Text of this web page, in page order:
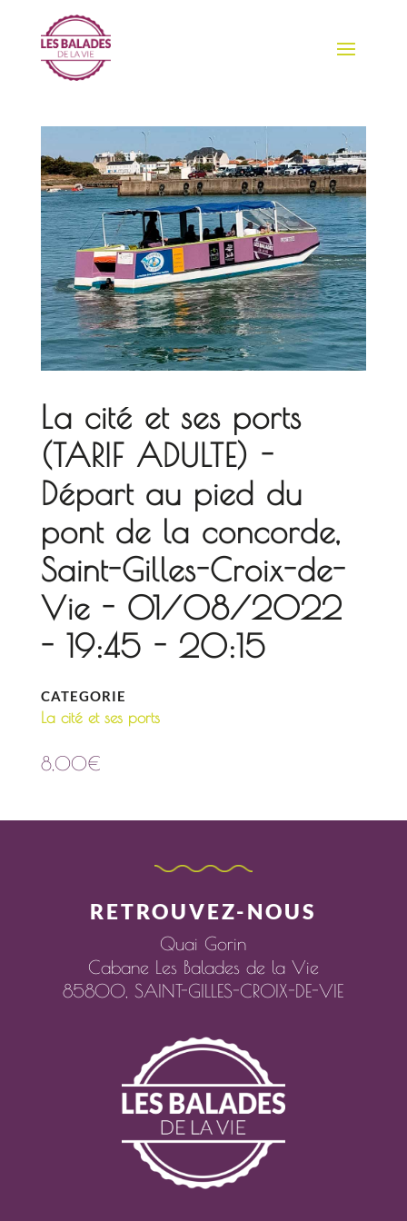
La cité et ses ports
(TARIF ADULTE) -
Départ au pied du
pont de la concorde,
Saint-Gilles-Croix-de-
Vie - 01/08/2022
- 19:45 - 20:15
CATEGORIE
La cité et ses ports
8,00€
RETROUVEZ-NOUS
Quai Gorin
Cabane Les Balades de la Vie
85800,SAINT-GILLES-CROIX-DE-VIE